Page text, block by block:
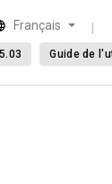
Français
Guide de